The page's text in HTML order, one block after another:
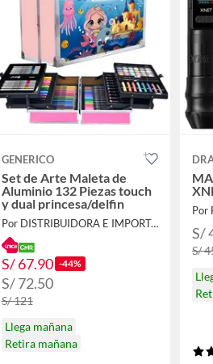
GENERICO
Set de Arte Maleta de
Aluminio 132 Piezas touch
y dual princesa/delfin
Por DISTRIBUIDORA E IMPORTADORA
S/ 67.90 -44%
S/ 72.50
S/ 121
Llega mañana
Retira mañana
Por
S/
S/